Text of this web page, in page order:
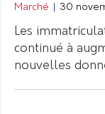
Marché 30
Les
continué à
nouvelles